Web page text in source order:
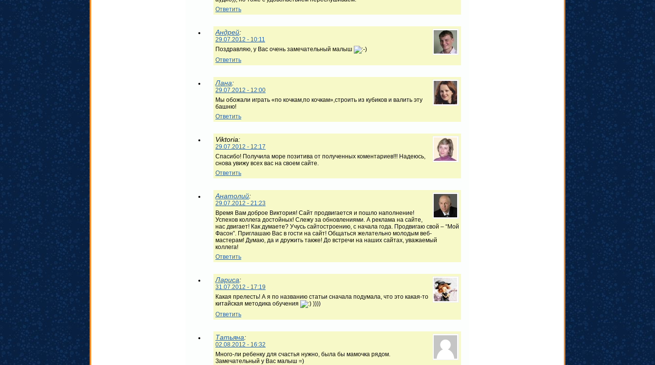
Ответить
Андрей:
29.07.2012 - 10:11
Поздравляю, у Вас очень замечательный малыш
Ответить
Лана:
29.07.2012 - 12:00
Мы обожали играть «по кочкам,по кочкам»,строить из кубиков и валить эту
башню!
Ответить
Viktoria:
29.07.2012 - 12:17
Спасибо! Получила море позитива от полученных коментариев!!! Надеюсь,
снова увижу всех вас на своем сайте.
Ответить
Анатолий:
29.07.2012 - 21:23
Время Вам доброе Виктория! Сайт продвигается и пошло наполнение!
Успехов коллега достойных! Слежу за обновлениями. А реклама на сайте,
нас двигает! Как думаете? Учусь сайтостроению, с начала года. Продвигаю свой – “Мой
Фасон”. Приглашаю Вас в гости на сайт! Общаться желательно молодым веб-
мастерам! Думаю, да и дружить также! До встречи на наших сайтах, уважаемый
коллега!
Ответить
Лариса:
31.07.2012 - 17:19
Какая прелесть! А я по названию статьи сначала подумала, что это какая-то
китайская методика обучения
))))
Ответить
Татьяна:
02.08.2012 - 16:32
Много-ли ребенку для счастья нужно, была бы мамочка рядом.
Замечательный у Вас малыш =)